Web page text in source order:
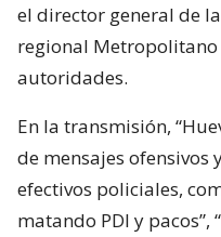
el director general de
regional Metropolitano
autoridades.
En la transmisión,
de mensajes ofensivos
efectivos policiales,
matando PDI y pacos”,